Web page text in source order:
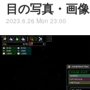
目の写真・画像
2023.6.26 Mon 23:00